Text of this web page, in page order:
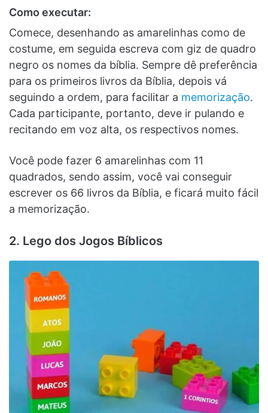
Como executar:
Comece, desenhando as amarelinhas como de
costume, em seguida escreva com giz de quadro
negro os nomes da bíblia. Sempre dê preferência
para os primeiros livros da Bíblia, depois vá
seguindo a ordem, para facilitar a memorização.
Cada participante, portanto, deve ir pulando e
recitando em voz alta, os respectivos nomes.
Você pode fazer 6 amarelinhas com 11
quadrados, sendo assim, você vai conseguir
escrever os 66 livros da Bíblia, e ficará muito fácil
a memorização.
2. Lego dos Jogos Bíblicos